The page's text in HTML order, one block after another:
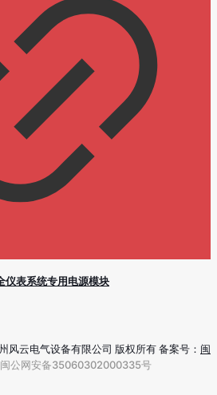
表系统专用电源模块
云电气设备有限公司 版权所有 备案号： 闽
闽公网安备35060302000335号